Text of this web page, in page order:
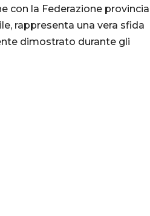
con la Federazione
rappresenta una vera sfida
dimostrato durante gli